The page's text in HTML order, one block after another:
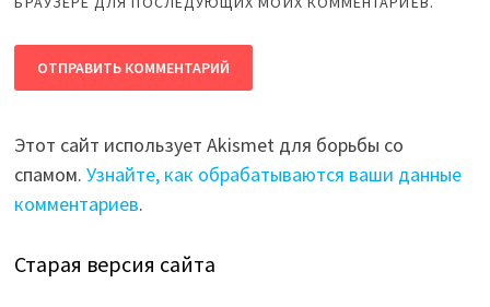
Этот сайт использует Akismet для борьбы со
спамом.Узнайте, как обрабатываются ваши данные
комментариев.
Старая версия сайта